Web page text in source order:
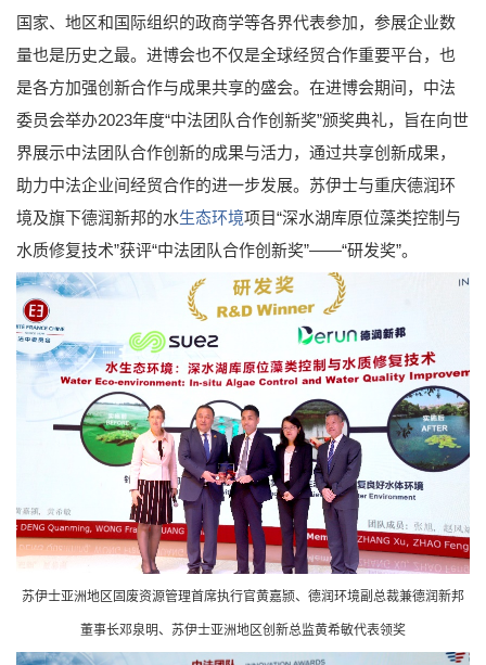
国家、地区和国际组织的政商学等各界代表参加，参展企业数
量也是历史之最。进博会也不仅是全球经贸合作重要平台，也
是各方加强创新合作与成果共享的盛会。在进博会期间，中法
委员会举办2023年度“中法团队合作创新奖”颁奖典礼，旨在向世
界展示中法团队合作创新的成果与活力，通过共享创新成果，
助力中法企业间经贸合作的进一步发展。苏伊士与重庆德润环
境及旗下德润新邦的水生态环境项目“深水湖库原位藻类控制与
水质修复技术”获评“中法团队合作创新奖”——“研发奖”。
苏伊士亚洲地区固废资源管理首席执行官黄嘉颕、德润环境副总裁兼德润新邦
董事长邓泉明、苏伊士亚洲地区创新总监黄希敏代表领奖